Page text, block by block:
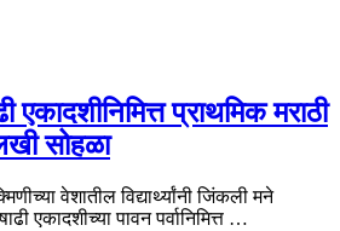
प्राथमिक मराठी
सोहळा
वेशातील विद्यार्थ्यांनी जिंकली मने
एकादशीच्या पावन पर्वानिमित्त …